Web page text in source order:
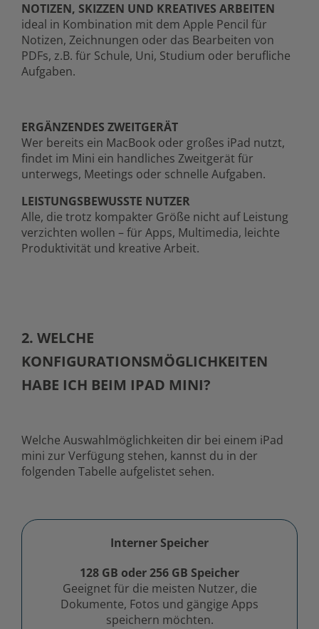
NOTIZEN, SKIZZEN UND KREATIVES ARBEITEN
ideal in Kombination mit dem Apple Pencil für
Notizen, Zeichnungen oder das Bearbeiten von
PDFs, z.B. für Schule, Uni, Studium oder berufliche
Aufgaben.
ERGÄNZENDES ZWEITGERÄT
Wer bereits ein MacBook oder großes iPad nutzt,
findet im Mini ein handliches Zweitgerät für
unterwegs, Meetings oder schnelle Aufgaben.
LEISTUNGSBEWUSSTE NUTZER
Alle, die trotz kompakter Größe nicht auf Leistung
verzichten wollen – für Apps, Multimedia, leichte
Produktivität und kreative Arbeit.
2. WELCHE
KONFIGURATIONSMÖGLICHKEITEN
HABE ICH BEIM IPAD MINI?
Welche Auswahlmöglichkeiten dir bei einem iPad
mini zur Verfügung stehen, kannst du in der
folgenden Tabelle aufgelistet sehen.
Interner Speicher
128 GB oder 256 GB Speicher
Geeignet für die meisten Nutzer, die
Dokumente, Fotos und gängige Apps
speichern möchten.